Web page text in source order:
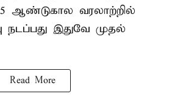
ஆண்டுகால வரலாற்றில்
நடப்பது இதுவே முதல்
Read More